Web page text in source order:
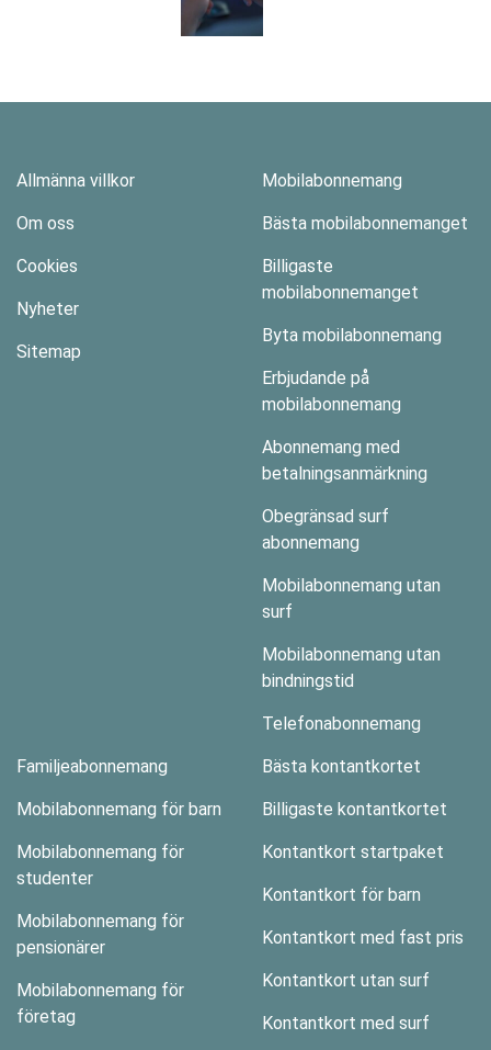
Allmänna villkor
Om oss
Cookies
Nyheter
Sitemap
Mobilabonnemang
Bästa mobilabonnemanget
Billigaste
mobilabonnemanget
Byta mobilabonnemang
Erbjudande på
mobilabonnemang
Abonnemang med
betalningsanmärkning
Obegränsad surf
abonnemang
Mobilabonnemang utan
surf
Mobilabonnemang utan
bindningstid
Telefonabonnemang
Familjeabonnemang
Mobilabonnemang för barn
Mobilabonnemang för
studenter
Mobilabonnemang för
pensionärer
Mobilabonnemang för
företag
Bästa kontantkortet
Billigaste kontantkortet
Kontantkort startpaket
Kontantkort för barn
Kontantkort med fast pris
Kontantkort utan surf
Kontantkort med surf